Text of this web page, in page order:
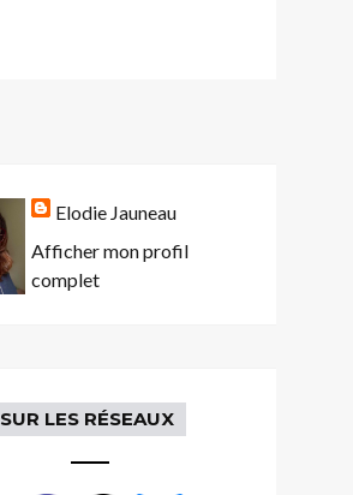
Elodie Jauneau
Afficher mon profil
complet
SUR LES RÉSEAUX